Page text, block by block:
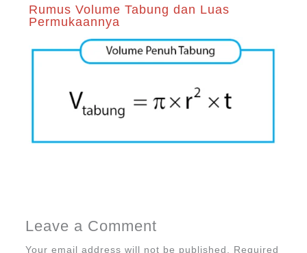
Rumus Volume Tabung dan Luas
Permukaannya
Leave a Comment
Your email address will not be published. Required